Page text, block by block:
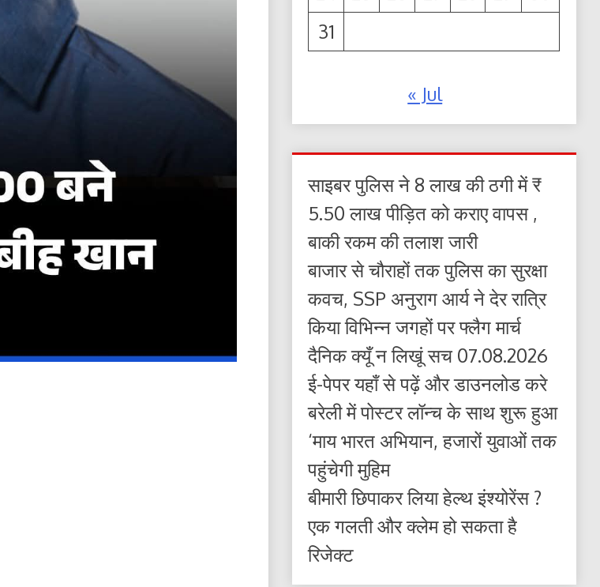
31
« Jul
साइबर पुलिस ने 8 लाख की ठगी में ₹
5.50 लाख पीड़ित को कराए वापस ,
बाकी रकम की तलाश जारी
बाजार से चौराहों तक पुलिस का सुरक्षा
कवच, SSP अनुराग आर्य ने देर रात्रि
किया विभिन्न जगहों पर फ्लैग मार्च
दैनिक क्यूँ न लिखूं सच 07.08.2026
ई-पेपर यहाँ से पढ़ें और डाउनलोड करे
बरेली में पोस्टर लॉन्च के साथ शुरू हुआ
‘माय भारत अभियान, हजारों युवाओं तक
पहुंचेगी मुहिम
बीमारी छिपाकर लिया हेल्थ इंश्योरेंस ?
एक गलती और क्लेम हो सकता है
रिजेक्ट